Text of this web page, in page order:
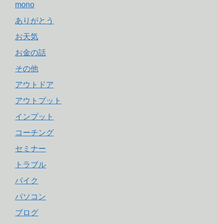
mono
ありがとう
お天気
お金の話
その他
アウトドア
アウトプット
インプット
コーチング
セミナー
トラブル
バイク
パソコン
ブログ